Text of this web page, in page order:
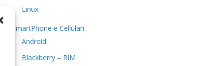
Linux
SmartPhone e Cellulari
Android
Blackberry – RIM